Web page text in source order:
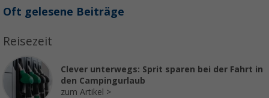
Oft gelesene Beiträge
Reisezeit
Clever unterwegs: Sprit sparen bei der Fahrt in
den Campingurlaub
zum Artikel